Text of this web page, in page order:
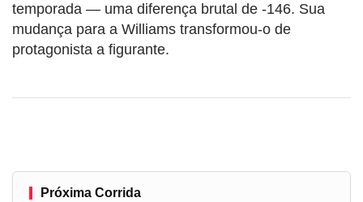
temporada — uma diferença brutal de -146. Sua
mudança para a Williams transformou-o de
protagonista a figurante.
Próxima Corrida